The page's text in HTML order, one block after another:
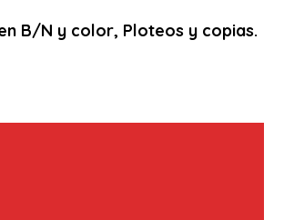
B/N y color, Ploteos y copias.